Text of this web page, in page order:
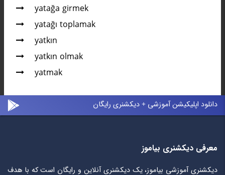
yatağa girmek
yatağı toplamak
yatkın
yatkın olmak
yatmak
دانلود اپلیکیشن آموزشی + دیکشنری رایگان
معرفی دیکشنری بیاموز
دیکشنری آموزشی بیاموز، یک دیکشنری آنلاین و رایگان است که با هدف